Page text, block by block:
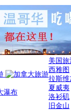
瀑布
美国
西雅图
拉斯维
夏威夷
洛衫矶
旧金山